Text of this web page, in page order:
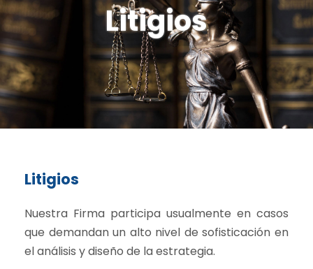
Litigios
Litigios
Nuestra Firma participa usualmente en casos
que demandan un alto nivel de sofisticación en
el análisis y diseño de la estrategia.